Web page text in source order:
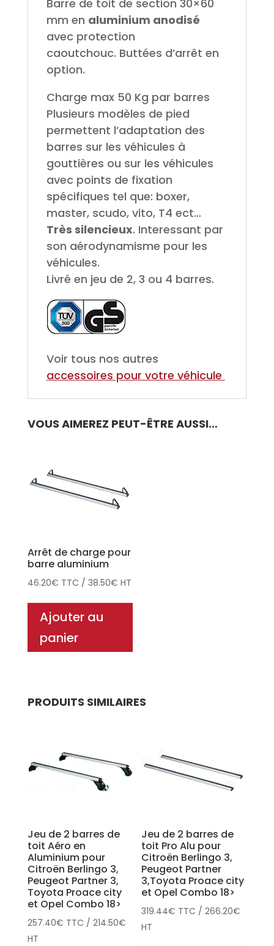
Barre de toit de section 30×60
mm en aluminium anodisé
avec protection
caoutchouc. Buttées d’arrêt en
option.
Charge max 50 Kg par barres
Plusieurs modèles de pied
permettent l’adaptation des
barres sur les véhicules à
gouttières ou sur les véhicules
avec points de fixation
spécifiques tel que: boxer,
master, scudo, vito, T4 ect…
Très silencieux. Interessant par
son aérodynamisme pour les
véhicules.
Livré en jeu de 2, 3 ou 4 barres.
Voir tous nos autres
accessoires pour votre véhicule
VOUS AIMEREZ PEUT-ÊTRE AUSSI…
Arrêt de charge pour
barre aluminium
46.20€ TTC / 38.50€ HT
Ajouter au
panier
PRODUITS SIMILAIRES
Jeu de 2 barres de
toit Aéro en
Aluminium pour
Citroën Berlingo 3,
Peugeot Partner 3,
Toyota Proace city
et Opel Combo 18>
257.40€ TTC / 214.50€
HT
Jeu de 2 barres de
toit Pro Alu pour
Citroën Berlingo 3,
Peugeot Partner
3,Toyota Proace city
et Opel Combo 18>
319.44€ TTC /266.20€
HT